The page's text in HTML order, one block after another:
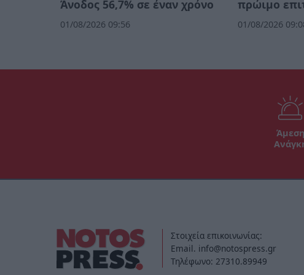
Άνοδος 56,7% σε έναν χρόνο
01/08/2026 09:56
πρώιμο
01/08/2026
Άμεση
Στοιχεία επικοινωνίας:
Email. info@notospress.gr
Τηλέφωνο: 27310.89949